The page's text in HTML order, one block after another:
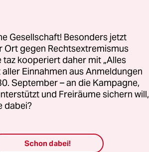
prüfen
sie dem
ob es die
so jungen
Gesellschaft! Besonders jetzt
Ort gegen Rechtsextremismus
kooperiert daher mit „Alles
Einnahmen aus Anmeldungen
September – an die Kampagne,
und Freiräume sichern will,
dabei?
Schon dabei!